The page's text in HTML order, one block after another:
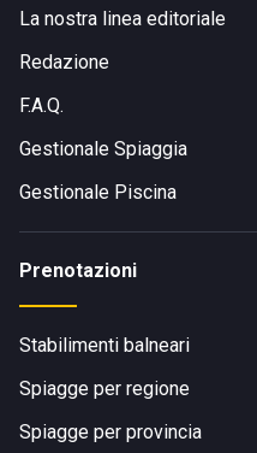
La nostra linea editoriale
Redazione
F.A.Q.
Gestionale Spiaggia
Gestionale Piscina
Prenotazioni
Stabilimenti balneari
Spiagge per regione
Spiagge per provincia